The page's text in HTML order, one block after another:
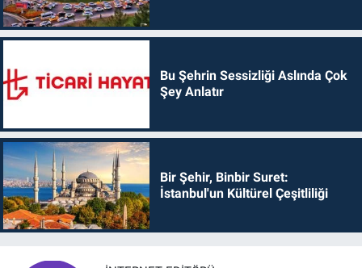
Bu Şehrin Sessizliği Aslında Çok
Şey Anlatır
Bir Şehir, Binbir Suret:
İstanbul'un Kültürel Çeşitliliği